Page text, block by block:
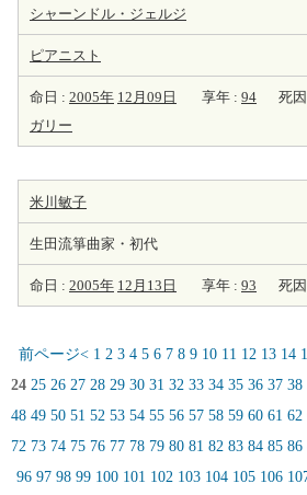
シャーンドル・ジェルジ
ピアニスト
命日 : 2005年 12月09日 享年 : 94 死
ガリー
米川敏子
生田流箏曲家・初代
命日 : 2005年 12月13日 享年 : 93 死
前ページ< 1 2 3 4 5 6 7 8 9 10 11 12 13 14
24 25 26 27 28 29 30 31 32 33 34 35 36 37 38
48 49 50 51 52 53 54 55 56 57 58 59 60 61 62
72 73 74 75 76 77 78 79 80 81 82 83 84 85 86
96 97 98 99 100 101 102 103 104 105 106